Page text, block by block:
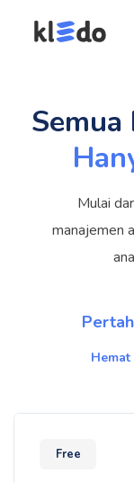
Mulai
manajemen
Hemat
Free